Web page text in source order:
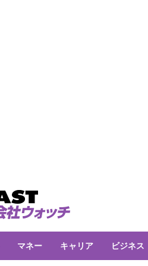
マネー キャリア ビジネス